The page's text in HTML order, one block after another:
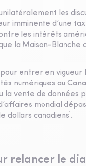
les
imminente d’une
les intérêts
la Maison-Blanche
entrer en
numériques au
la vente de données
mondial
dollars canadiens¹.
relancer le